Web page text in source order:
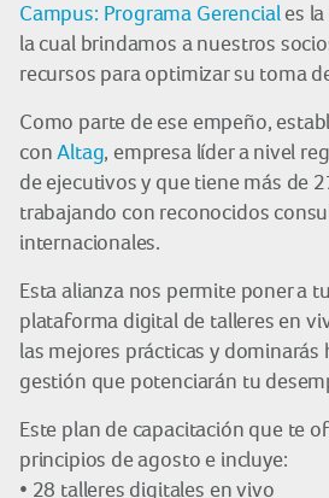
Campus: Programa Gerenciales la
la cual brindamos a nuestros
recursos para optimizar su toma
Como parte de ese empeño,
conAltag, empresa líder a nivel
de ejecutivos y que tiene más de
trabajando con reconocidos
internacionales.
Esta alianza nos permite poner a
plataforma digital de talleres en
las mejores prácticas y dominarás
gestión que potenciarán tu
Este plan de capacitación que te
principios de agosto e incluye:
• 28 talleres digitales en vivo